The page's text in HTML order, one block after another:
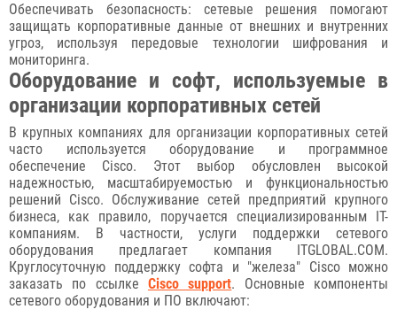
Обеспечивать безопасность: сетевые решения помогают
защищать корпоративные данные от внешних и внутренних
угроз, используя передовые технологии шифрования и
мониторинга.
Оборудование и софт, используемые в
организации корпоративных сетей
В крупных компаниях для организации корпоративных сетей
часто используется оборудование и программное
обеспечение Cisco. Этот выбор обусловлен высокой
надежностью, масштабируемостью и функциональностью
решений Cisco. Обслуживание сетей предприятий крупного
бизнеса, как правило, поручается специализированным IT-
компаниям. В частности, услуги поддержки сетевого
оборудования предлагает компания ITGLOBAL.COM.
Круглосуточную поддержку софта и "железа" Cisco можно
заказать по ссылке Cisco support. Основные компоненты
сетевого оборудования и ПО включают: